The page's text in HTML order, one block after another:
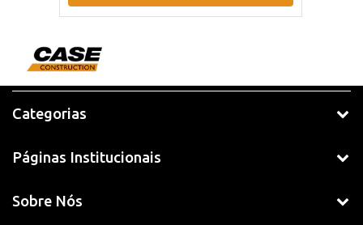
Categorias
Páginas Institucionais
Sobre Nós